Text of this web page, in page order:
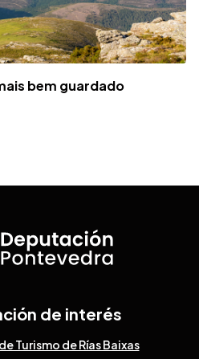
bem guardado
de interés
Turismo de Rías Baixas